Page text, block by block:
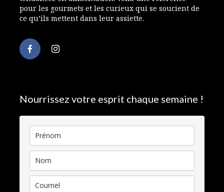
pour les gourmets et les curieux qui se soucient de
ce qu’ils mettent dans leur assiette.
Nourrissez votre esprit chaque semaine !